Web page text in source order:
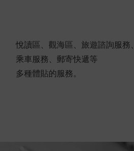
悅讀區、觀海區、旅遊諮詢服務、
乘車服務、郵寄快遞等
多種體貼的服務。